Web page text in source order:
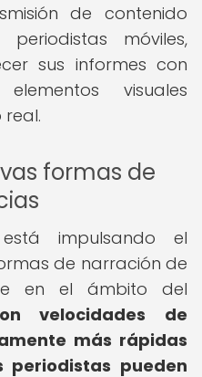
de contenido
móviles,
sus informes con
visuales
formas de
impulsando el
de narración de
en el ámbito del
velocidades de
más rápidas
periodistas pueden